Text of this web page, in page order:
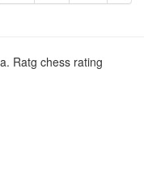
Ratg chess rating